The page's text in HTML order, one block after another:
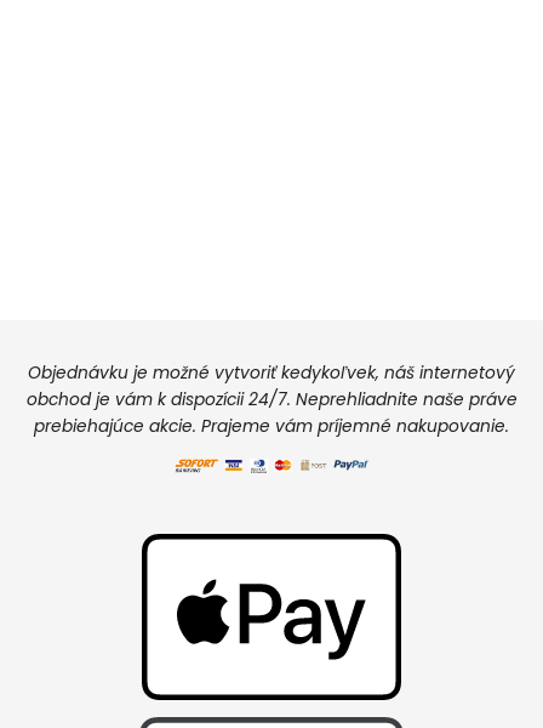
Objednávku je možné vytvoriť kedykoľvek, náš internetový
obchod je vám k dispozícii 24/7. Neprehliadnite naše práve
prebiehajúce akcie. Prajeme vám príjemné nakupovanie.